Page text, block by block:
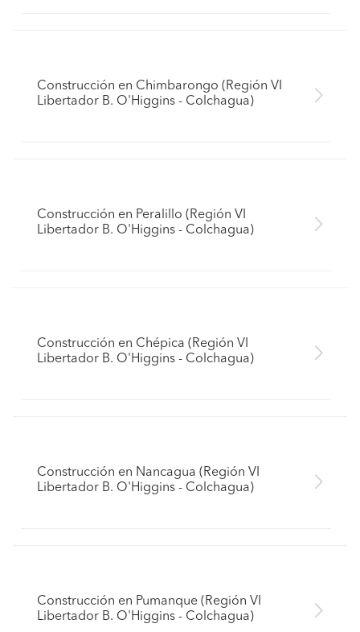
Construcción en Chimbarongo (Región VI
Libertador B. O'Higgins - Colchagua)
Construcción en Peralillo (Región VI
Libertador B. O'Higgins - Colchagua)
Construcción en Chépica (Región VI
Libertador B. O'Higgins - Colchagua)
Construcción en Nancagua (Región VI
Libertador B. O'Higgins - Colchagua)
Construcción en Pumanque (Región VI
Libertador B. O'Higgins - Colchagua)